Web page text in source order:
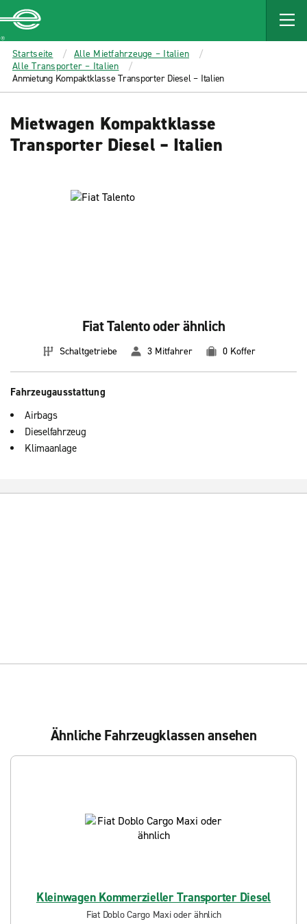
MAIN
CONTENT
Enterprise
Startseite
Alle Mietfahrzeuge – Italien
Alle Transporter – Italien
Anmietung Kompaktklasse Transporter Diesel – Italien
Mietwagen Kompaktklasse
Transporter Diesel – Italien
Fiat Talento oder ähnlich
Schaltgetriebe 3 Mitfahrer 0 Koffer
Fahrzeugausstattung
Airbags
Dieselfahrzeug
Klimaanlage
Ähnliche Fahrzeugklassen ansehen
Kleinwagen Kommerzieller Transporter Diesel
Fiat Doblo Cargo Maxi oder ähnlich